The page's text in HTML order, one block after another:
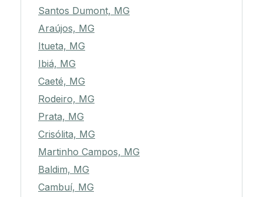
Santos Dumont, MG
Araújos, MG
Itueta, MG
Ibiá, MG
Caeté, MG
Rodeiro, MG
Prata, MG
Crisólita, MG
Martinho Campos, MG
Baldim, MG
Cambuí, MG